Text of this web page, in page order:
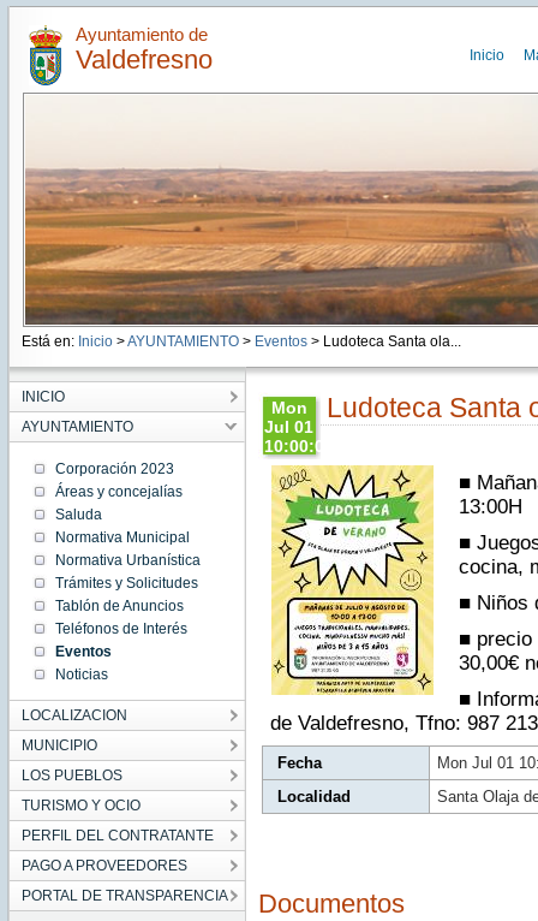
Ayuntamiento de
Valdefresno Inicio
Está en: Inicio >AYUNTAMIENTO> Eventos> Ludoteca Santa ola...
INICIO
AYUNTAMIENTO
Corporación 2023
Áreas y concejalías
Saluda
Normativa Municipal
Normativa Urbanística
Trámites y Solicitudes
Tablón de Anuncios
Teléfonos de Interés
Eventos
Noticias
LOCALIZACION
MUNICIPIO
LOS PUEBLOS
TURISMO Y OCIO
PERFIL DEL CONTRATANTE
PAGO A PROVEEDORES
PORTAL DE TRANSPARENCIA
Mon
Jul 01
10:00:00
CEST
2024
Mon Jul
01
10:00:00
CEST
2024
Mon Jul
01
10:00:00
CEST
2024
Ludoteca Santa
■
13:00H
■
cocina,
■ Niños
■ precio
30,00€
■
de Valdefresno, Tfno: 987
Fecha
Mon Jul 01
Localidad
Santa Olaja
Documentos